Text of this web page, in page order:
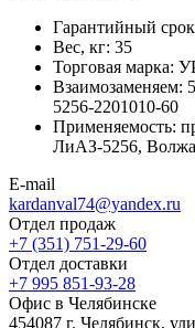
Гарантийный
Вес, кг: 35
Торговая марка:
Взаимозаменяем:
5256-2201010-60
Применяемость:
ЛиАЗ-5256,
E-mail
kardanval74@yandex.ru
Отдел продаж
+7 (351) 751-29-60
Отдел доставки
+7 995 851-93-28
Офис в Челябинске
454087 г. Челябинск,